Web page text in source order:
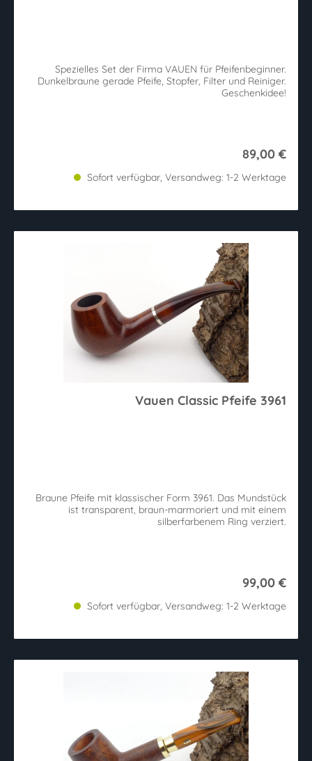
Spezielles Set der Firma VAUEN für Pfeifenbeginner.
Dunkelbraune gerade Pfeife, Stopfer, Filter und Reiniger.
Geschenkidee!
89,00 €
Sofort verfügbar, Versandweg: 1-2 Werktage
Vauen Classic Pfeife 3961
Braune Pfeife mit klassischer Form 3961. Das Mundstück
ist transparent, braun-marmoriert und mit einem
silberfarbenem Ring verziert.
99,00 €
Sofort verfügbar, Versandweg: 1-2 Werktage